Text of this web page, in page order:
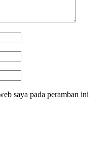
saya pada peramban ini